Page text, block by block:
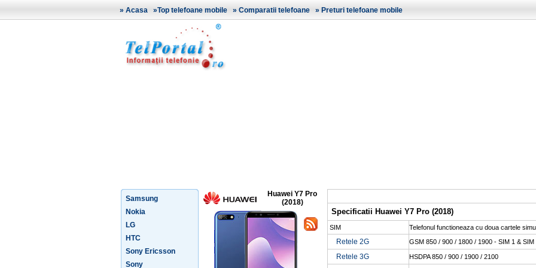
» Acasa »Top telefoane mobile » Comparatii telefoane » Preturi telefoane mobile
Samsung
Nokia
LG
HTC
Sony Ericsson
Sony
Huawei Y7 Pro
(2018)
Specificatii Huawei Y7 Pro (2018)
SIM Telefonul functioneaza cu doua cartele
Retele 2G GSM 850 / 900 / 1800 / 1900 - SIM 1 & SIM
Retele 3G HSDPA 850 / 900 / 1900 / 2100